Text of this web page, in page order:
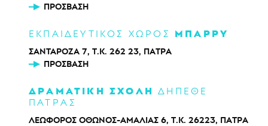
ΠΡΌΣΒΑΣΗ
ΕΚΠΑΙΔΕΥΤΙΚΟΣ ΧΩΡΟΣ ΜΠΑΡΡΥ
ΣΑΝΤΑΡΟΖΑ 7, Τ.Κ. 262 23, ΠΑΤΡΑ
ΠΡΌΣΒΑΣΗ
ΔΡΑΜΑΤΙΚΗ ΣΧΟΛΗ ΔΗΠΕΘΕ
ΠΑΤΡΑΣ
ΛΕΩΦΟΡΟΣ ΟΘΩΝΟΣ-ΑΜΑΛΙΑΣ 6, Τ.Κ. 26223, ΠΑΤΡΑ